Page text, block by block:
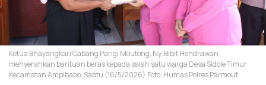
Ketua Bhayangkari Cabang Parigi Moutong, Ny. Bibit Hendrawan
menyerahkan bantuan beras kepada salah satu warga Desa Sidole Timur
Kecamatan Ampibabo, Sabtu (16/5/2026).Foto: Humas Polres Parmout